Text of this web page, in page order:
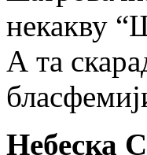
некакву
А та
Небеска